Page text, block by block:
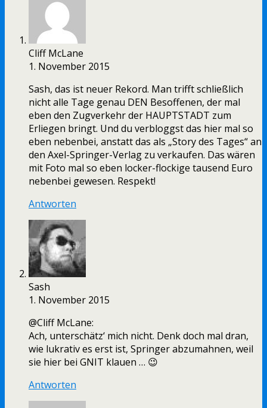
Cliff McLane
1. November 2015
Sash, das ist neuer Rekord. Man trifft schließlich
nicht alle Tage genau DEN Besoffenen, der mal
eben den Zugverkehr der HAUPTSTADT zum
Erliegen bringt. Und du verbloggst das hier mal so
eben nebenbei, anstatt das als „Story des Tages“ an
den Axel-Springer-Verlag zu verkaufen. Das wären
mit Foto mal so eben locker-flockige tausend Euro
nebenbei gewesen. Respekt!
Antworten
Sash
1. November 2015
@Cliff McLane:
Ach, unterschätz‘ mich nicht. Denk doch mal dran,
wie lukrativ es erst ist, Springer abzumahnen, weil
sie hier bei GNIT klauen … 😉
Antworten